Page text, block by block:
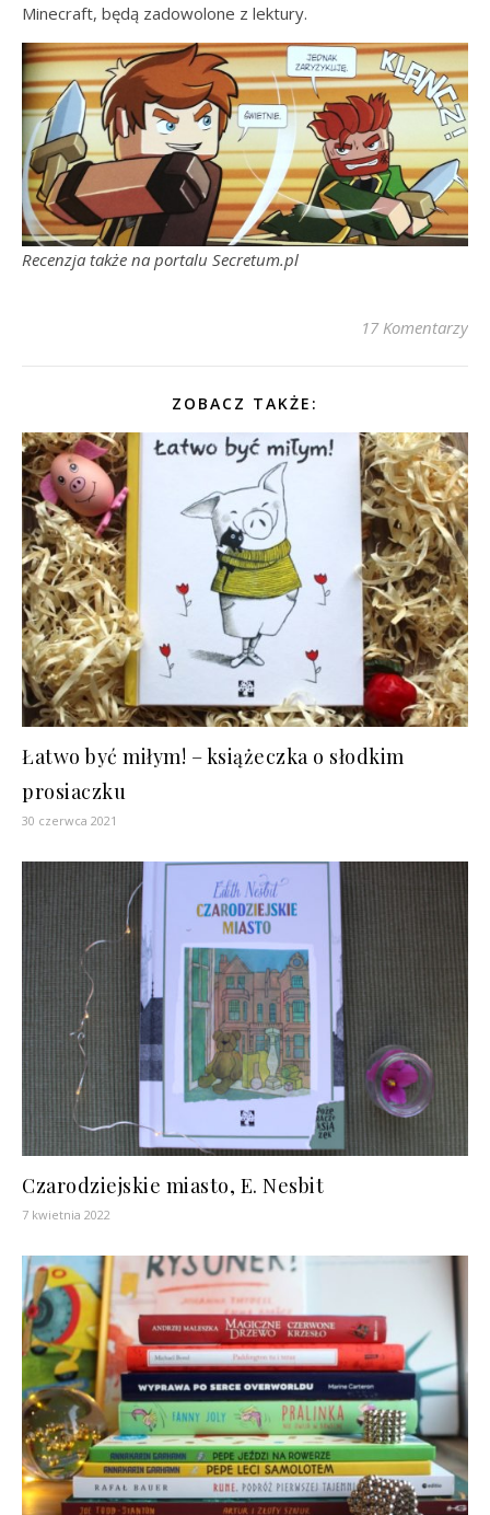
Minecraft, będą zadowolone z lektury.
Recenzja także na portalu Secretum.pl
17 Komentarzy
ZOBACZ TAKŻE:
Łatwo być miłym! – książeczka o słodkim
prosiaczku
30 czerwca 2021
Czarodziejskie miasto, E. Nesbit
7 kwietnia 2022